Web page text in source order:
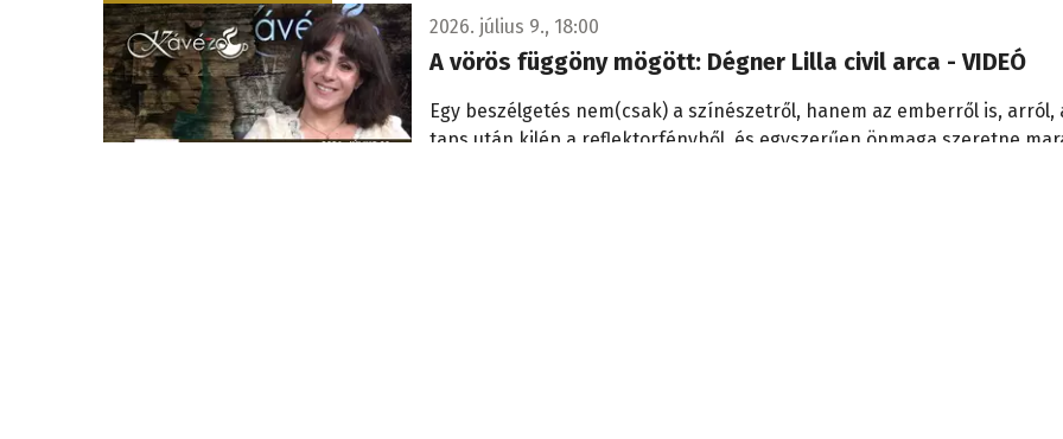
2026. július 9., 18:00
A vörös függöny mögött: Dégner Lilla civil arca - VIDEÓ
Egy beszélgetés nem(csak) a színészetről, hanem az emberről is, arról,
taps után kilép a reflektorfényből, és egyszerűen önmaga szeretne